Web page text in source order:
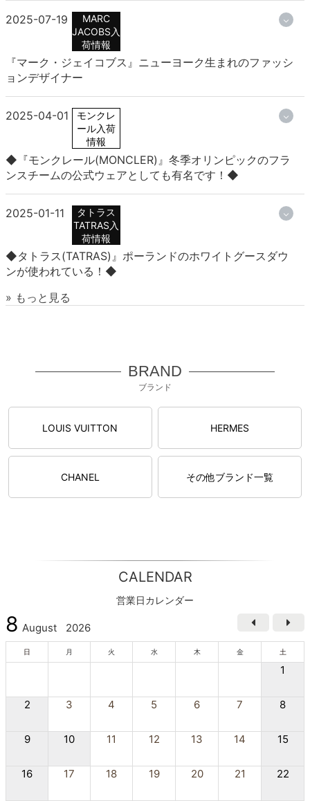
2025-07-19
MARC
JACOBS入
荷情報
『マーク・ジェイコブス』ニューヨーク生まれのファッシ
ョンデザイナー
2025-04-01
モンクレ
ール入荷
情報
◆『モンクレール(MONCLER)』冬季オリンピックのフラ
ンスチームの公式ウェアとしても有名です！◆
2025-01-11
タトラス
TATRAS入
荷情報
◆タトラス(TATRAS)』ポーランドのホワイトグースダウ
ンが使われている！◆
» もっと見る
BRAND
ブランド
LOUIS VUITTON HERMES
CHANEL その他ブランド一覧
CALENDAR
営業日カレンダー
8 August 2026
日 月 火 水 木 金 土
1
2 3 4 5 6 7 8
9 10 11 12 13 14 15
16 17 18 19 20 21 22